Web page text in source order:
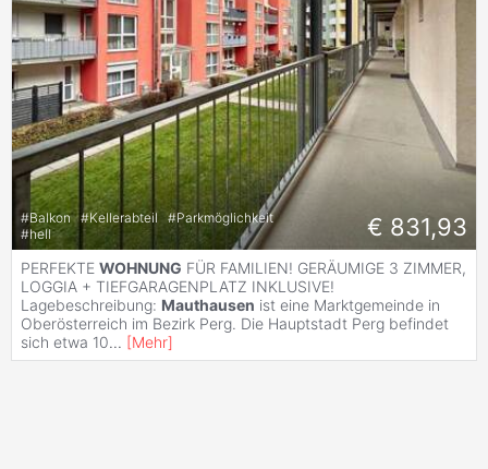
#Balkon #Kellerabteil #Parkmöglichkeit
#hell € 831,93
PERFEKTE WOHNUNG FÜR FAMILIEN! GERÄUMIGE 3 ZIMMER,
LOGGIA + TIEFGARAGENPLATZ INKLUSIVE!
Lagebeschreibung: Mauthausen ist eine Marktgemeinde in
Oberösterreich im Bezirk Perg. Die Hauptstadt Perg befindet
sich etwa 10... [Mehr]